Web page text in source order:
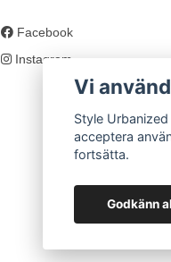
Facebook
Instagram
Vi
Style
acceptera
fortsätta.
Godkänn